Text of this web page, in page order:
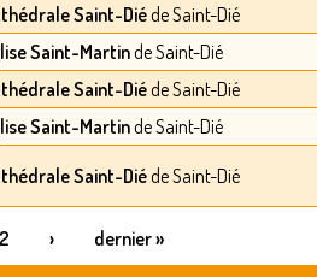
Saint-Diéde Saint-Dié
Saint-Martinde Saint-Dié
Saint-Diéde Saint-Dié
Saint-Martinde Saint-Dié
Saint-Diéde Saint-Dié
2 › dernier »